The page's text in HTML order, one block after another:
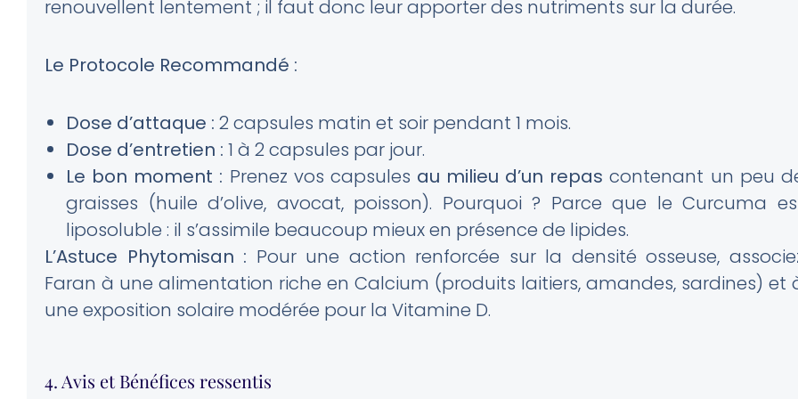
renouvellent lentement ; il faut donc leur apporter des nutriments sur la durée.
Le Protocole Recommandé :
Dose d’attaque : 2 capsules matin et soir pendant 1 mois.
Dose d’entretien : 1 à 2 capsules par jour.
Le bon moment : Prenez vos capsules au milieu d’un repas contenant un peu
graisses (huile d’olive, avocat, poisson). Pourquoi ? Parce que le Curcuma
liposoluble : il s’assimile beaucoup mieux en présence de lipides.
L’Astuce Phytomisan : Pour une action renforcée sur la densité osseuse,
Faran à une alimentation riche en Calcium (produits laitiers, amandes, sardines) et
une exposition solaire modérée pour la Vitamine D.
4. Avis et Bénéfices ressentis